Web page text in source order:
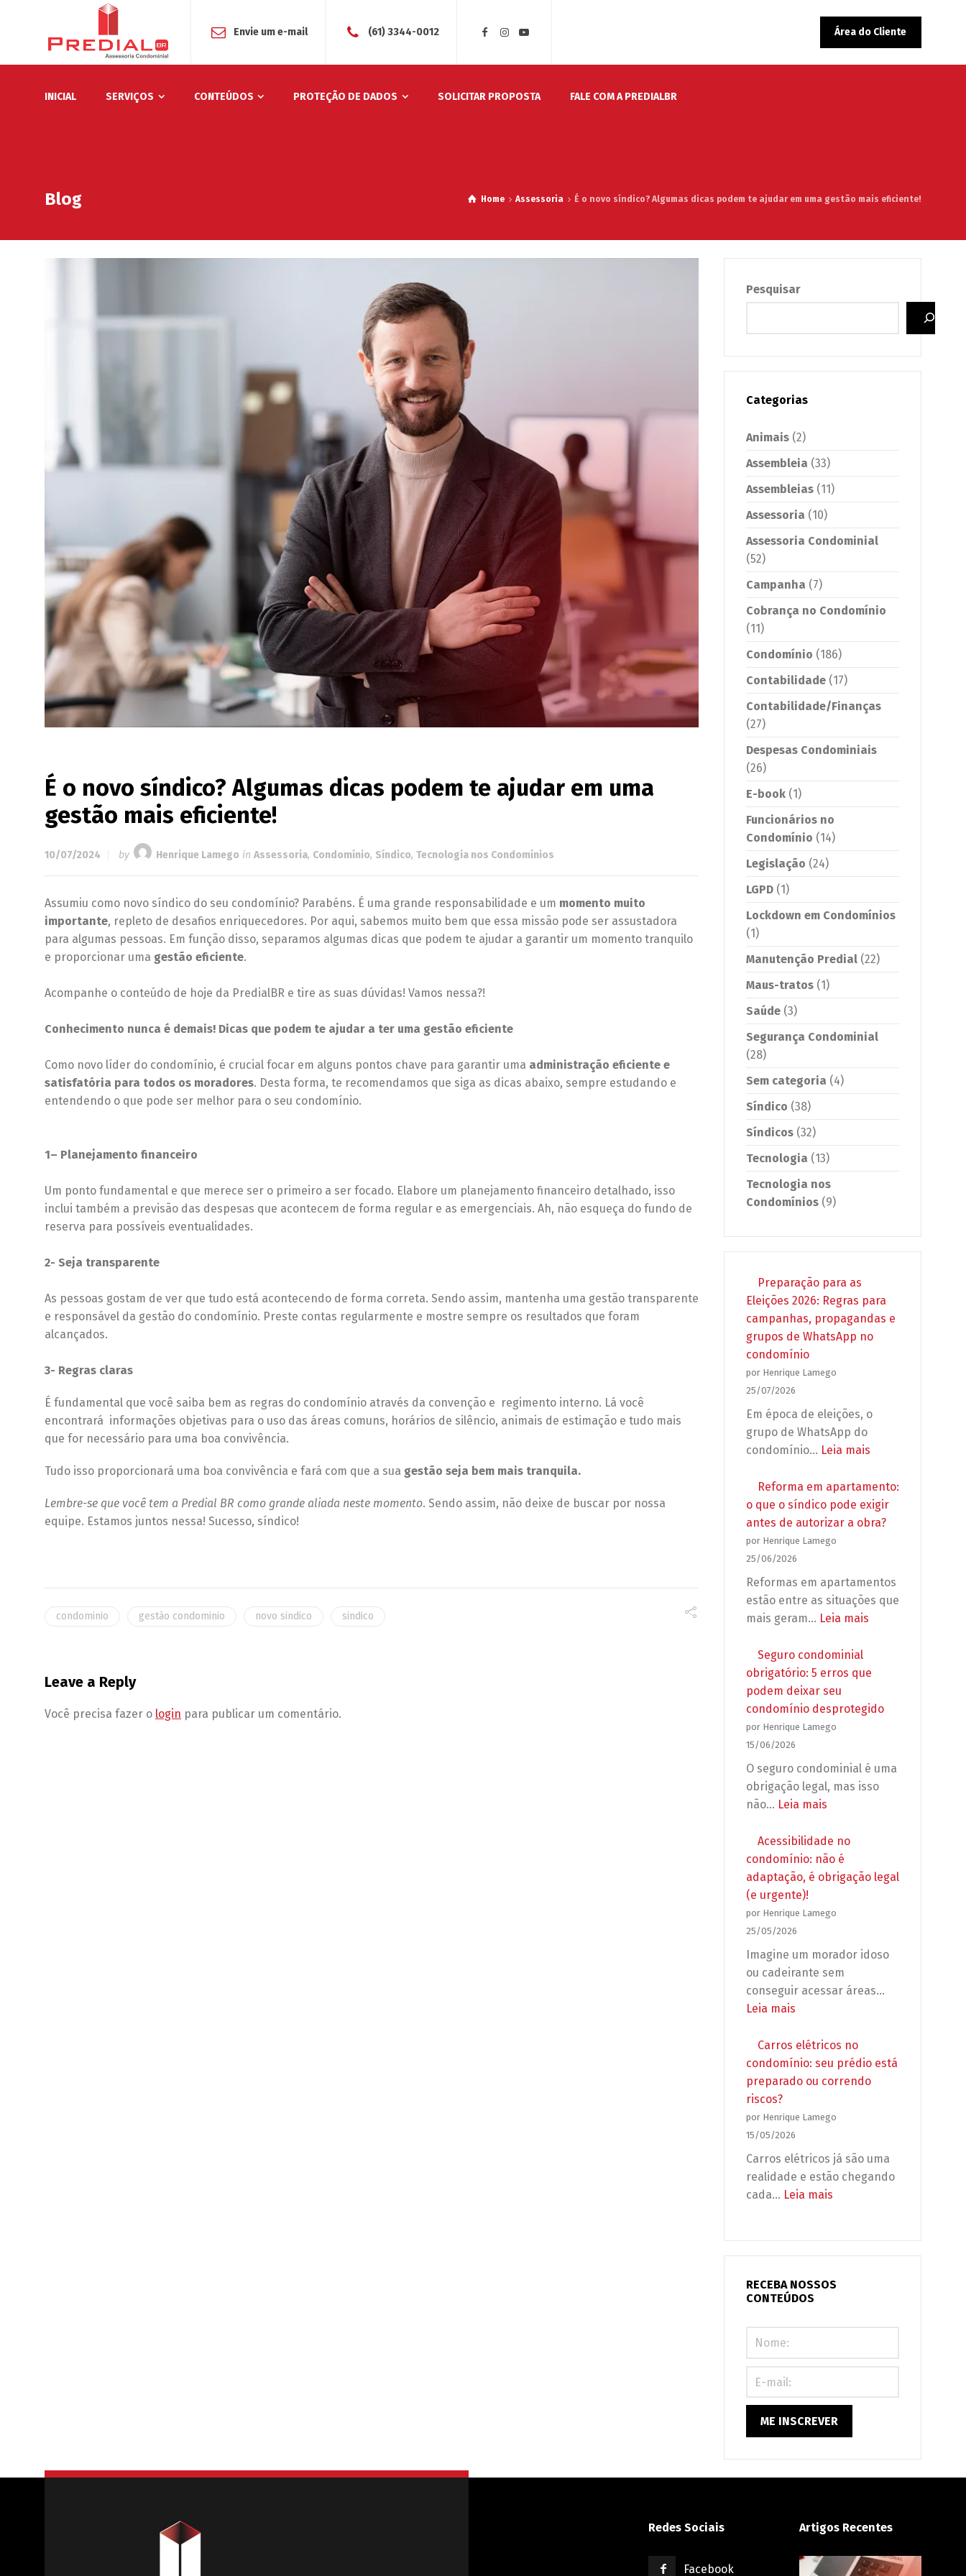
Envie um e-mail (61) 3344-0012 Área do Cliente
INICIAL SERVIÇOS CONTEÚDOS PROTEÇÃO DE DADOS SOLICITAR PROPOSTA FALE COM A PREDIALBR
Blog Home Assessoria É o novo síndico? Algumas dicas podem te ajudar em uma gestão mais eficiente!
É o novo síndico? Algumas dicas podem te ajudar em uma
gestão mais eficiente!
10/07/2024 by Henrique Lamego in Assessoria, Condomínio, Síndico, Tecnologia nos Condomínios
Assumiu como novo síndico do seu condomínio? Parabéns. É uma grande responsabilidade e um momento muito
importante, repleto de desafios enriquecedores. Por aqui, sabemos muito bem que essa missão pode ser assustadora
para algumas pessoas. Em função disso, separamos algumas dicas que podem te ajudar a garantir um momento tranquilo
e proporcionar uma gestão eficiente.
Acompanhe o conteúdo de hoje da PredialBR e tire as suas dúvidas! Vamos nessa?!
Conhecimento nunca é demais! Dicas que podem te ajudar a ter uma gestão eficiente
Como novo líder do condomínio, é crucial focar em alguns pontos chave para garantir uma administração eficiente e
satisfatória para todos os moradores. Desta forma, te recomendamos que siga as dicas abaixo, sempre estudando e
entendendo o que pode ser melhor para o seu condomínio.
1– Planejamento financeiro
Um ponto fundamental e que merece ser o primeiro a ser focado. Elabore um planejamento financeiro detalhado, isso
inclui também a previsão das despesas que acontecem de forma regular e as emergenciais. Ah, não esqueça do fundo de
reserva para possíveis eventualidades.
2- Seja transparente
As pessoas gostam de ver que tudo está acontecendo de forma correta. Sendo assim, mantenha uma gestão transparente
e responsável da gestão do condomínio. Preste contas regularmente e mostre sempre os resultados que foram
alcançados.
3- Regras claras
É fundamental que você saiba bem as regras do condomínio através da convenção e regimento interno. Lá você
encontrará informações objetivas para o uso das áreas comuns, horários de silêncio, animais de estimação e tudo mais
que for necessário para uma boa convivência.
Tudo isso proporcionará uma boa convivência e fará com que a sua gestão seja bem mais tranquila.
Lembre-se que você tem a Predial BR como grande aliada neste momento. Sendo assim, não deixe de buscar por nossa
equipe. Estamos juntos nessa! Sucesso, síndico!
condominio gestão condominio novo sindico sindico
Leave a Reply
Você precisa fazer o login para publicar um comentário.
Pesquisar
Categorias
Animais (2)
Assembleia (33)
Assembleias (11)
Assessoria (10)
Assessoria Condominial
(52)
Campanha (7)
Cobrança no Condomínio
(11)
Condomínio (186)
Contabilidade (17)
Contabilidade/Finanças
(27)
Despesas Condominiais
(26)
E-book (1)
Funcionários no
Condomínio (14)
Legislação (24)
LGPD (1)
Lockdown em Condomínios
(1)
Manutenção Predial (22)
Maus-tratos (1)
Saúde (3)
Segurança Condominial
(28)
Sem categoria (4)
Síndico (38)
Síndicos (32)
Tecnologia (13)
Tecnologia nos
Condomínios (9)
Preparação para as
Eleições 2026: Regras para
campanhas, propagandas e
grupos de WhatsApp no
condomínio
por Henrique Lamego
25/07/2026
Em época de eleições, o
grupo de WhatsApp do
condomínio… Leia mais
para
as
Eleições
propagandas
no
Reforma em apartamento:
o que o síndico pode exigir
antes de autorizar a obra?
por Henrique Lamego
25/06/2026
Reformas em apartamentos
estão entre as situações que
mais geram… Leia mais
apartamento:
que
pode
obra?
Seguro condominial
obrigatório: 5 erros que
podem deixar seu
condomínio desprotegido
por Henrique Lamego
15/06/2026
O seguro condominial é uma
obrigação legal, mas isso
não… Leia mais
condominial
obrigatório:
5
que
deixar
condomínio
Acessibilidade no
condomínio: não é
adaptação, é obrigação legal
(e urgente)!
por Henrique Lamego
25/05/2026
Imagine um morador idoso
ou cadeirante sem
conseguir acessar áreas…
Leia mais
no
condomínio:
não
adaptação,
obrigação
(e
Carros elétricos no
condomínio: seu prédio está
preparado ou correndo
riscos?
por Henrique Lamego
15/05/2026
Carros elétricos já são uma
realidade e estão chegando
cada… Leia mais
seu
RECEBA NOSSOS
CONTEÚDOS
Redes Sociais
Facebook
Artigos Recentes